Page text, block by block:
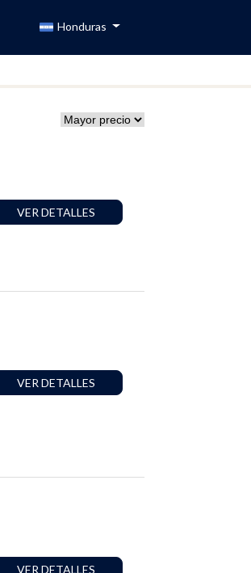
Honduras
VER DETALLES
VER DETALLES
VER DETALLES